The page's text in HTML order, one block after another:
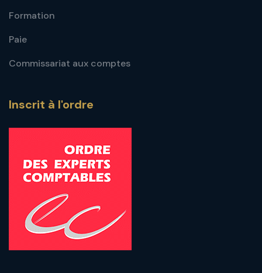
Formation
Paie
Commissariat aux comptes
Inscrit à l'ordre